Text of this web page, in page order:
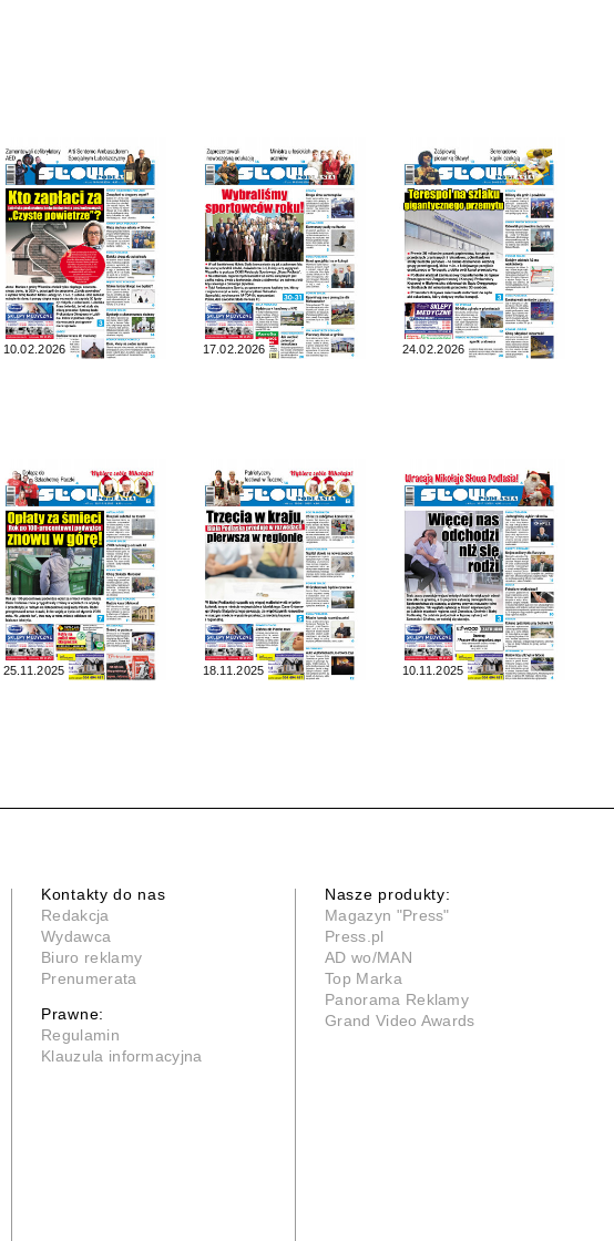
10.02.2026 17.02.2026 24.02.2026
25.11.2025 18.11.2025 10.11.2025
Kontakty do nas
Redakcja
Wydawca
Biuro reklamy
Prenumerata
Prawne:
Regulamin
Klauzula informacyjna
Nasze produkty:
Magazyn "Press"
Press.pl
AD wo/MAN
Top Marka
Panorama Reklamy
Grand Video Awards